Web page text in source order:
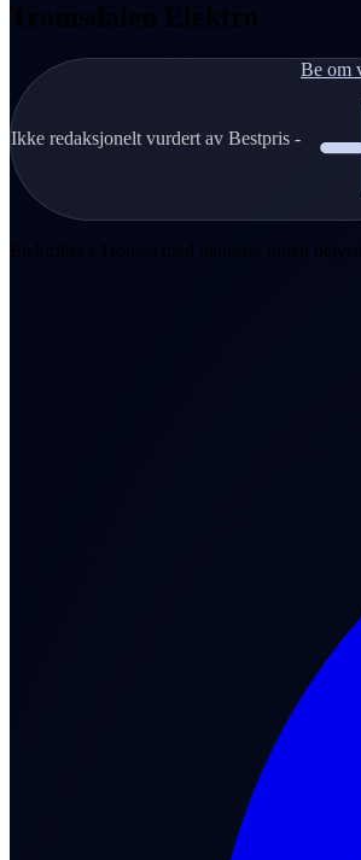
Tromsdalen Elektro
Ikke redaksjonelt vurdert av Bestpris -
Be om
Elektriker i Tromsø med tjenester innen